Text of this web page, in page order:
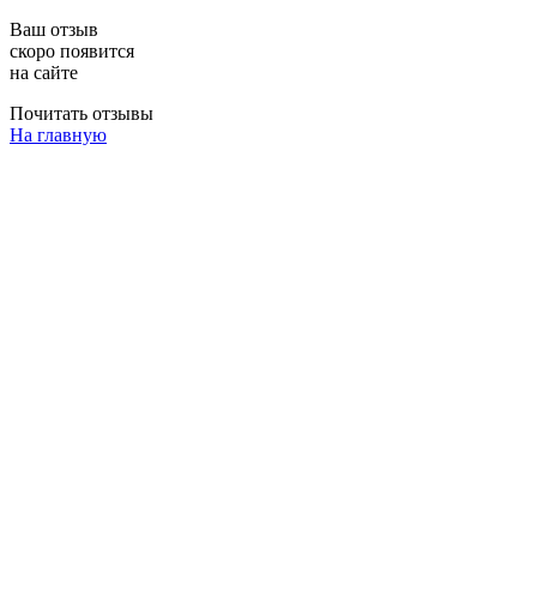
Ваш отзыв
скоро появится
на сайте
Почитать отзывы
На главную